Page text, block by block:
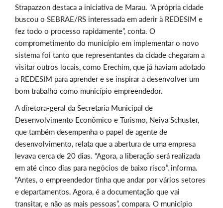
Strapazzon destaca a iniciativa de Marau. “A própria cidade
buscou o SEBRAE/RS interessada em aderir à REDESIM e
fez todo o processo rapidamente”, conta. O
comprometimento do município em implementar o novo
sistema foi tanto que representantes da cidade chegaram a
visitar outros locais, como Erechim, que já haviam adotado
a REDESIM para aprender e se inspirar a desenvolver um
bom trabalho como município empreendedor.
A diretora-geral da Secretaria Municipal de
Desenvolvimento Econômico e Turismo, Neiva Schuster,
que também desempenha o papel de agente de
desenvolvimento, relata que a abertura de uma empresa
levava cerca de 20 dias. “Agora, a liberação será realizada
em até cinco dias para negócios de baixo risco”, informa.
“Antes, o empreendedor tinha que andar por vários setores
e departamentos. Agora, é a documentação que vai
transitar, e não as mais pessoas”, compara. O município